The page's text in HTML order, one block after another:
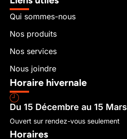
Qui sommes-nous
Nos produits
Nos services
Nous joindre
Horaire hivernale
Du 15 Décembre au 15 Mars
Ouvert sur rendez-vous seulement
Horaires